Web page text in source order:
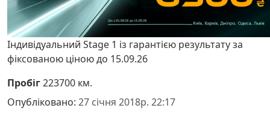
Індивідуальний Stage 1 із гарантією результату за
фіксованою ціною до 15.09.26
Пробіг223700 км.
Опубліковано: 27 січня 2018р. 22:17